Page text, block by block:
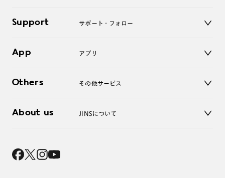
アクセサリー
ログアウト
Support サポート・フォロー
よくあるご質問
お問い合わせ
App アプリ
Others その他サービス
レンズ交換
About us JINSについて
採用情報